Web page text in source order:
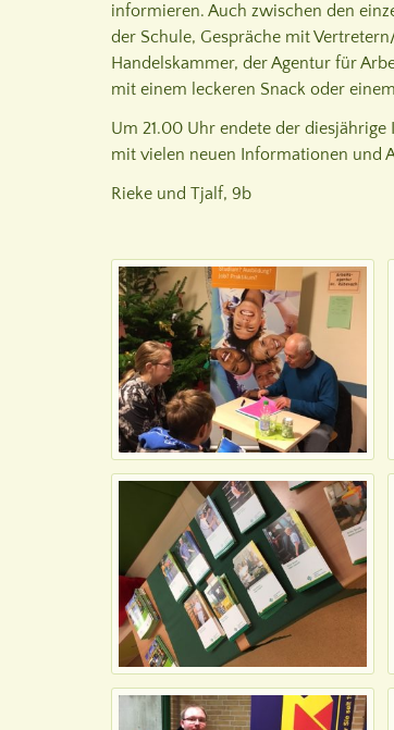
informieren. Auch zwischen den
der Schule, Gespräche mit
Handelskammer, der Agentur für
mit einem leckeren Snack oder
Um 21.00 Uhr endete der
mit vielen neuen Informationen und
Rieke und Tjalf, 9b